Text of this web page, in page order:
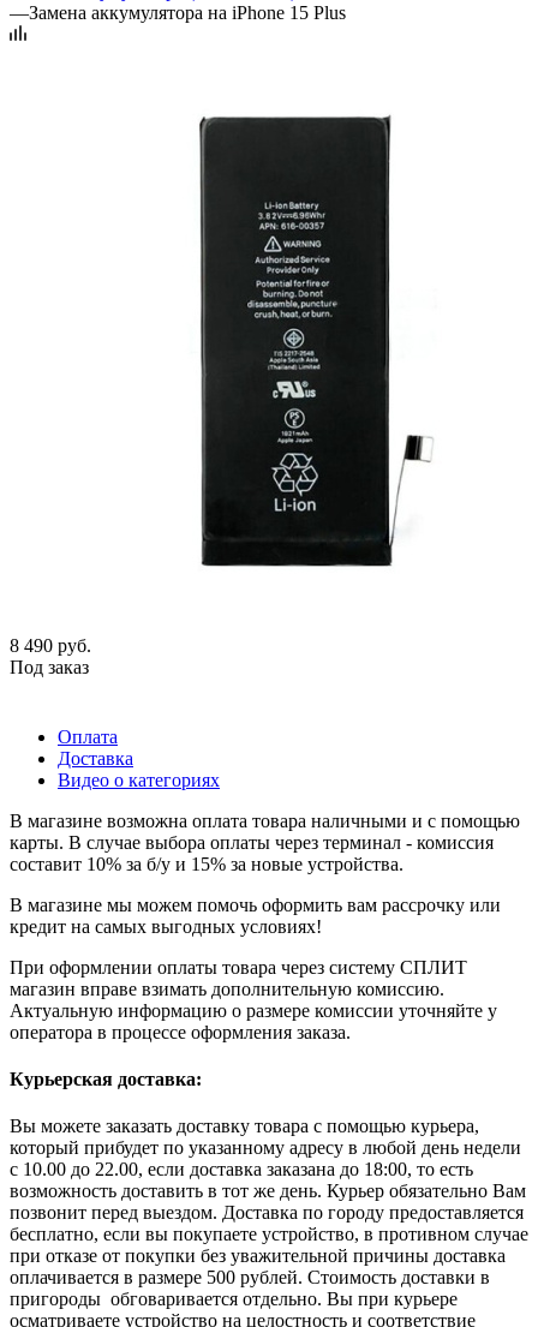
—Замена аккумулятора на iPhone 15 Plus
8 490 руб.
Под заказ
Оплата
Доставка
Видео о категориях
В магазине возможна оплата товара наличными и с помощью
карты. В случае выбора оплаты через терминал - комиссия
составит 10% за б/у и 15% за новые устройства.
В магазине мы можем помочь оформить вам рассрочку или
кредит на самых выгодных условиях!
При оформлении оплаты товара через систему СПЛИТ
магазин вправе взимать дополнительную комиссию.
Актуальную информацию о размере комиссии уточняйте у
оператора в процессе оформления заказа.
Курьерская доставка:
Вы можете заказать доставку товара с помощью курьера,
который прибудет по указанному адресу в любой день недели
с 10.00 до 22.00, если доставка заказана до 18:00, то есть
возможность доставить в тот же день. Курьер обязательно Вам
позвонит перед выездом. Доставка по городу предоставляется
бесплатно, если вы покупаете устройство, в противном случае
при отказе от покупки без уважительной причины доставка
оплачивается в размере 500 рублей. Стоимость доставки в
пригороды обговаривается отдельно. Вы при курьере
осматриваете устройство на целостность и соответствие